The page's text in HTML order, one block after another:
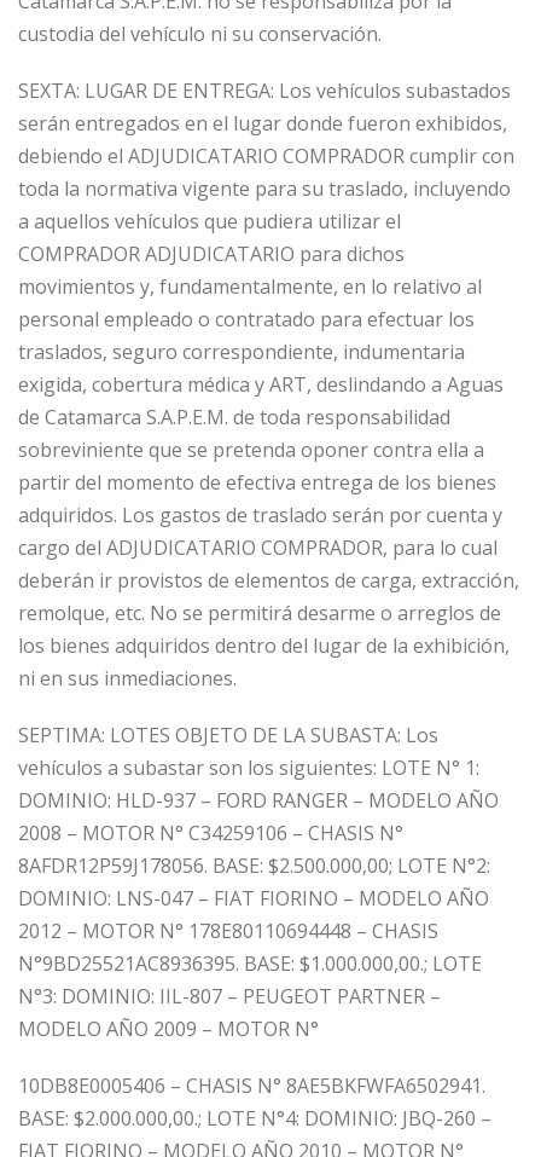
custodia del vehículo ni su conservación.
SEXTA: LUGAR DE ENTREGA: Los vehículos subastados
serán entregados en el lugar donde fueron exhibidos,
debiendo el ADJUDICATARIO COMPRADOR cumplir con
toda la normativa vigente para su traslado, incluyendo
a aquellos vehículos que pudiera utilizar el
COMPRADOR ADJUDICATARIO para dichos
movimientos y, fundamentalmente, en lo relativo al
personal empleado o contratado para efectuar los
traslados, seguro correspondiente, indumentaria
exigida, cobertura médica y ART, deslindando a Aguas
de Catamarca S.A.P.E.M. de toda responsabilidad
sobreviniente que se pretenda oponer contra ella a
partir del momento de efectiva entrega de los bienes
adquiridos. Los gastos de traslado serán por cuenta y
cargo del ADJUDICATARIO COMPRADOR, para lo cual
deberán ir provistos de elementos de carga, extracción,
remolque, etc. No se permitirá desarme o arreglos de
los bienes adquiridos dentro del lugar de la exhibición,
ni en sus inmediaciones.
SEPTIMA: LOTES OBJETO DE LA SUBASTA: Los
vehículos a subastar son los siguientes: LOTE N° 1:
DOMINIO: HLD-937 – FORD RANGER – MODELO AÑO
2008 – MOTOR N° C34259106 – CHASIS N°
8AFDR12P59J178056. BASE: $2.500.000,00; LOTE N°2:
DOMINIO: LNS-047 – FIAT FIORINO – MODELO AÑO
2012 – MOTOR N° 178E80110694448 – CHASIS
N°9BD25521AC8936395. BASE: $1.000.000,00.; LOTE
N°3: DOMINIO: IIL-807 – PEUGEOT PARTNER –
MODELO AÑO 2009 – MOTOR N°
10DB8E0005406 – CHASIS N° 8AE5BKFWFA6502941.
BASE: $2.000.000,00.; LOTE N°4: DOMINIO: JBQ-260 –
FIAT FIORINO – MODELO AÑO 2010 – MOTOR N°